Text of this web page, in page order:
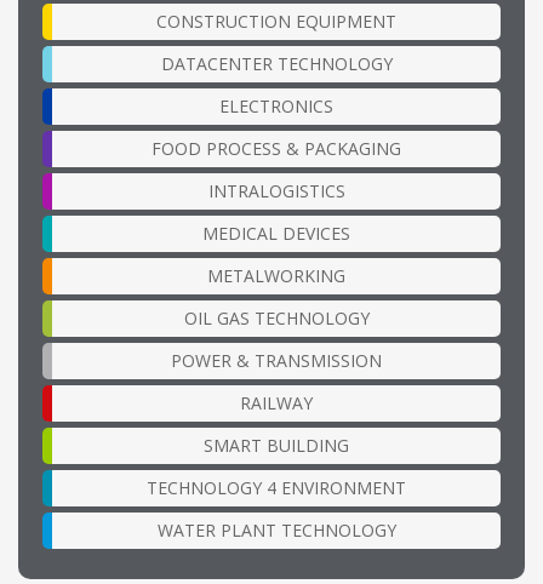
CONSTRUCTION EQUIPMENT
DATACENTER TECHNOLOGY
ELECTRONICS
FOOD PROCESS & PACKAGING
INTRALOGISTICS
MEDICAL DEVICES
METALWORKING
OIL GAS TECHNOLOGY
POWER & TRANSMISSION
RAILWAY
SMART BUILDING
TECHNOLOGY 4 ENVIRONMENT
WATER PLANT TECHNOLOGY